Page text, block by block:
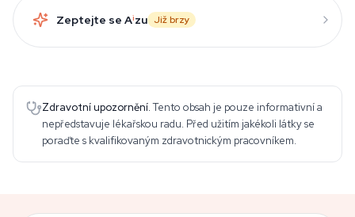
Zeptejte se Aizu Již brzy
Zdravotní upozornění. Tento obsah je pouze informativní a
nepředstavuje lékařskou radu. Před užitím jakékoli látky se
poraďte s kvalifikovaným zdravotnickým pracovníkem.